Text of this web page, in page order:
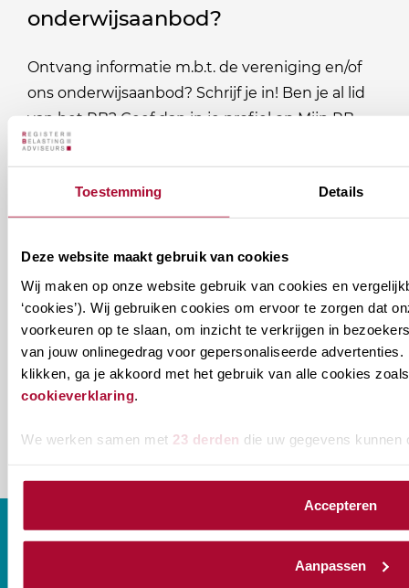
Toestemming Details
Deze website maakt gebruik van cookies
Wij maken op onze website gebruik van cookies en
‘cookies’). Wij gebruiken cookies om ervoor te zorgen dat
voorkeuren op te slaan, om inzicht te verkrijgen in
van jouw onlinegedrag voor gepersonaliseerde advertenties.
klikken, ga je akkoord met het gebruik van alle cookies
cookieverklaring
We werken samen met 23 derden die uw gegevens kunnen
Accepteren
Aanpassen
onderwijsaanbod?
Ontvang informatie m.b.t. de vereniging en/of
ons onderwijsaanbod? Schrijf je in! Ben je al lid
van het RB? Geef dan in je profiel op Mijn RB
aan welke nieuwsbrieven je wil ontvangen.
E-mailadres*
naam@bedrijf.nl
nieuwsbrieven
zou
willen
ontvangen?
Permanente Educatie nieuwsbrief
Verenigingsnieuws